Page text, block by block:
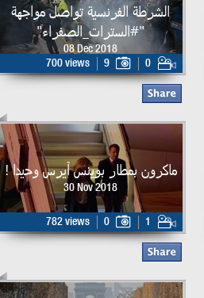
الشرطة الفرنسية تواصل مواجهة
"#السترات_الصفراء"
08 Dec 2018
700 views
9 0
ماكرون بمطار بوينس آيرس وحيدا !
30 Nov 2018
782 views 0 1